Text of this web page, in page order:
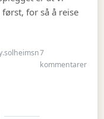
for så å reise
7
kommentarertil